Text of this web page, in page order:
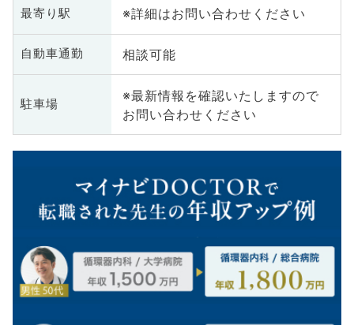
最寄り駅 ※詳細はお問い合わせください
自動車通勤 相談可能
駐車場
※最新情報を確認いたしますので
お問い合わせください